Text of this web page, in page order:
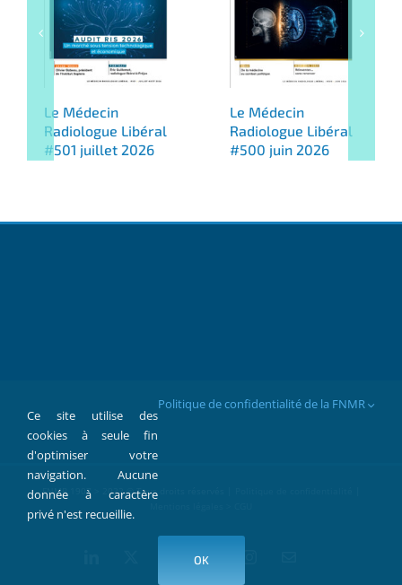
Le Médecin
Radiologue Libéral
#501 juillet 2026
Le Médecin
Radiologue Libéral
#500 juin 2026
FNMR 1907 > 2022 © Tous droits réservés |
Facebook
Ce site utilise des
cookies à seule fin
d'optimiser votre
navigation. Aucune
donnée à caractère
privé n'est recueillie.
Politique de confidentialité de la FNMR
OK